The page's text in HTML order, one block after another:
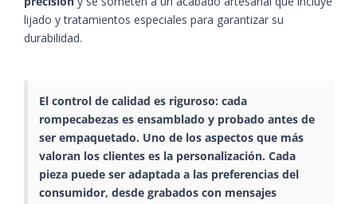
lijado y tratamientos especiales para garantizar su
durabilidad.
El control de calidad es riguroso: cada
rompecabezas es ensamblado y probado antes de
ser empaquetado. Uno de los aspectos que más
valoran los clientes es la personalización. Cada
pieza puede ser adaptada a las preferencias del
consumidor, desde grabados con mensajes